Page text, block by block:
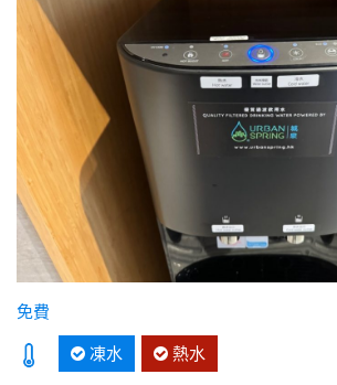
免費
凍水
熱水